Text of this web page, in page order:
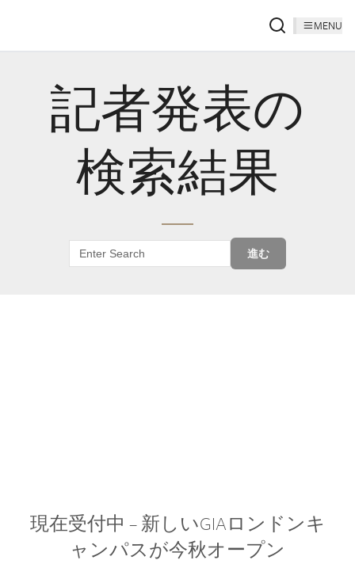
MENU
記者発表の
検索結果
進む
現在受付中 – 新しいGIAロンドンキ
ャンパスが今秋オープン